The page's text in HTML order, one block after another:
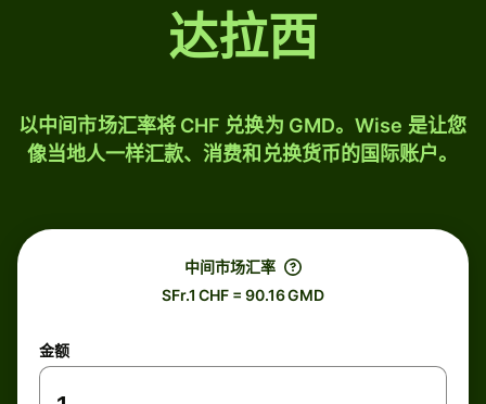
达拉西
以中间市场汇率将 CHF 兑换为 GMD。Wise 是让您
像当地人一样汇款、消费和兑换货币的国际账户。
中间市场汇率
SFr.1 CHF = 90.16 GMD
金额